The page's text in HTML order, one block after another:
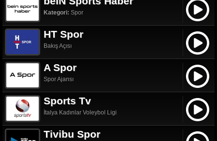
Kategori: Spor
HT Spor
Bakış Açısı
A Spor
Spor Ajansı
Sports Tv
İtalya Kadınlar Voleybol Ligi
Tivibu Spor